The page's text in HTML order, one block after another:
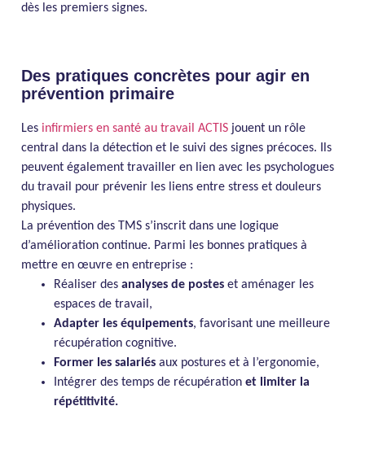
dès les premiers signes.
Des pratiques concrètes pour agir en
prévention primaire
Les infirmiers en santé au travail ACTIS jouent un rôle
central dans la détection et le suivi des signes précoces. Ils
peuvent également travailler en lien avec les psychologues
du travail pour prévenir les liens entre stress et douleurs
physiques.
La prévention des TMS s’inscrit dans une logique
d’amélioration continue. Parmi les bonnes pratiques à
mettre en œuvre en entreprise :
Réaliser des analyses de postes et aménager les
espaces de travail,
Adapter les équipements, favorisant une meilleure
récupération cognitive.
Former les salariés aux postures et à l’ergonomie,
Intégrer des temps de récupération et limiter la
répétitivité.